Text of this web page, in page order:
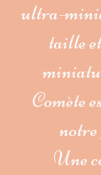
ultra-
taille
Comète
Une